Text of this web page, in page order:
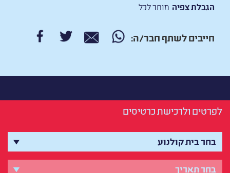
הגבלת צפיה מותר לכל
חייבים לשתף חבר/ה:
לפרטים ולרכישת כרטיסים